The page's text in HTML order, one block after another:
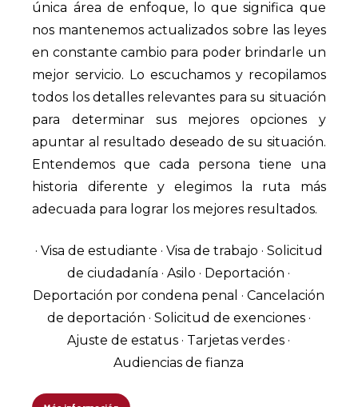
única área de enfoque, lo que significa que
nos mantenemos actualizados sobre las leyes
en constante cambio para poder brindarle un
mejor servicio. Lo escuchamos y recopilamos
todos los detalles relevantes para su situación
para determinar sus mejores opciones y
apuntar al resultado deseado de su situación.
Entendemos que cada persona tiene una
historia diferente y elegimos la ruta más
adecuada para lograr los mejores resultados.
· Visa de estudiante · Visa de trabajo · Solicitud
de ciudadanía · Asilo · Deportación ·
Deportación por condena penal · Cancelación
de deportación · Solicitud de exenciones ·
Ajuste de estatus · Tarjetas verdes ·
Audiencias de fianza